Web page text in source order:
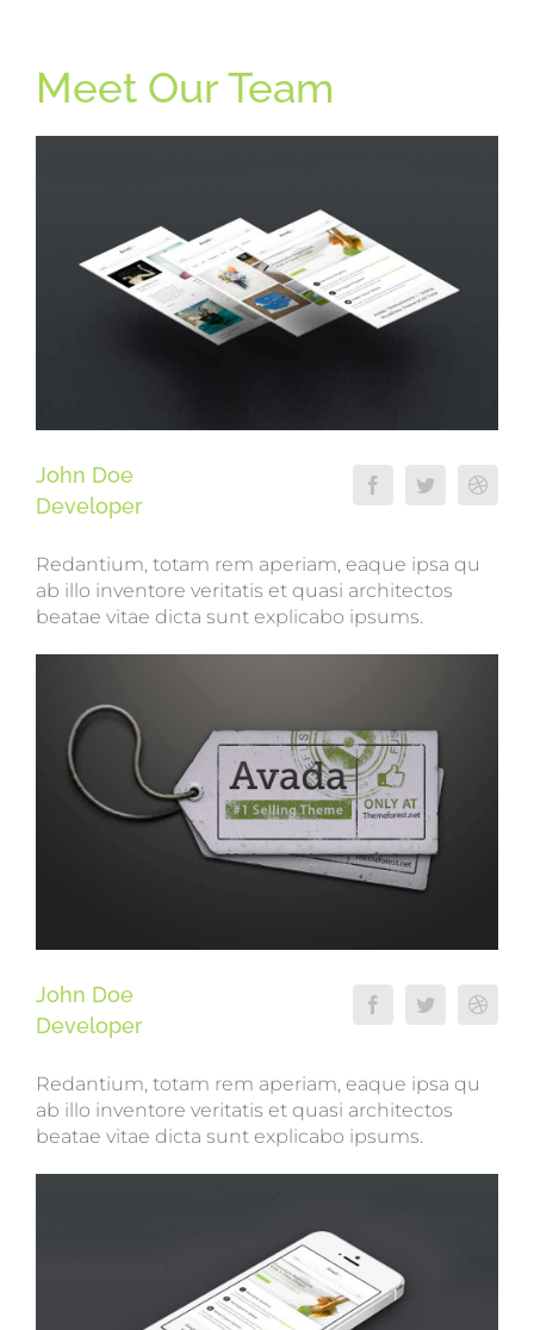
Meet Our Team
John Doe
Developer
Redantium, totam rem aperiam, eaque ipsa qu
ab illo inventore veritatis et quasi architectos
beatae vitae dicta sunt explicabo ipsums.
John Doe
Developer
Redantium, totam rem aperiam, eaque ipsa qu
ab illo inventore veritatis et quasi architectos
beatae vitae dicta sunt explicabo ipsums.